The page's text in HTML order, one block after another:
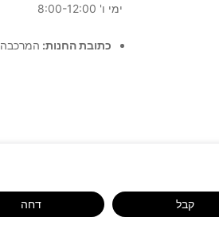
קבל דחה
ימי ו' 8:00-12:00
כתובת החנות: המרכבה 26, חולון